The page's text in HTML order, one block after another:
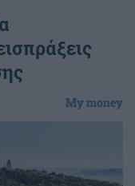
My money